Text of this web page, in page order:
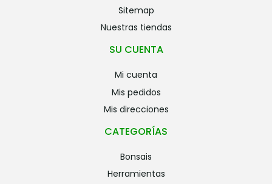
sitemap
nuestras tiendas
SU CUENTA
mi cuenta
mis pedidos
mis direcciones
CATEGORÍAS
bonsais
herramientas